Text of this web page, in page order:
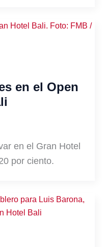
en el Open
en el Gran Hotel
por ciento.